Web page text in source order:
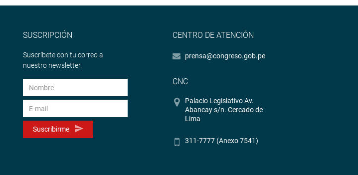
SUSCRIPCIÓN
Suscríbete con tu correo a
nuestro newsletter.
Suscribirme
CENTRO DE ATENCIÓN
prensa@congreso.gob.pe
CNC
Palacio Legislativo Av.
Abancay s/n. Cercado de
Lima
311-7777 (Anexo 7541)